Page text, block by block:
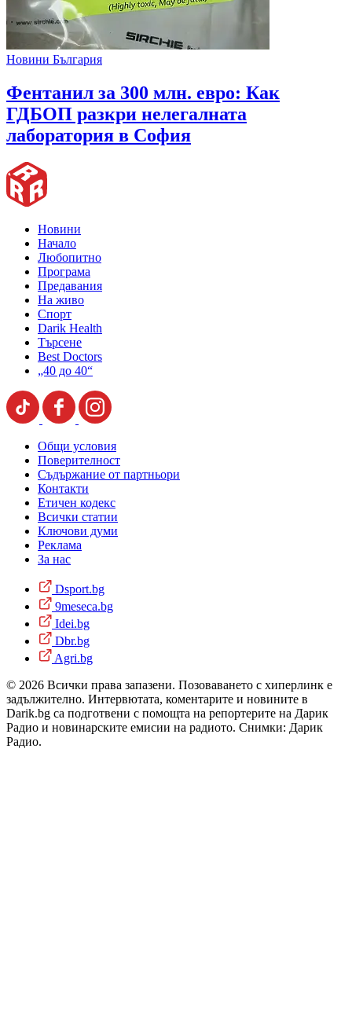
Новини България
Фентанил за 300 млн. евро: Как
ГДБОП разкри нелегалната
лаборатория в София
Новини
Начало
Любопитно
Програма
Предавания
На живо
Спорт
Darik Health
Търсене
Best Doctors
„40 до 40“
Общи условия
Поверителност
Съдържание от партньори
Контакти
Етичен кодекс
Всички статии
Ключови думи
Реклама
За нас
Dsport.bg
9meseca.bg
Idei.bg
Dbr.bg
Agri.bg
© 2026 Всички права запазени. Позоваването с хиперлинк е
задължително. Интервютата, коментарите и новините в
Darik.bg са подготвени с помощта на репортерите на Дарик
Радио и новинарските емисии на радиото. Снимки: Дарик
Радио.